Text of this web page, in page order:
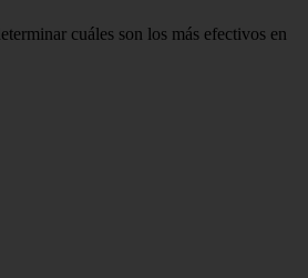
cuáles son los más efectivos en